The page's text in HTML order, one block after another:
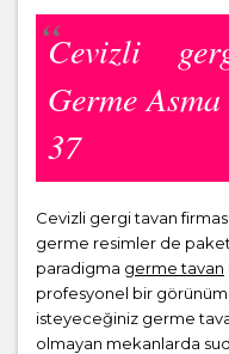
Cevizli
Germe
37
Cevizli gergi tavan
germe resimler de
paradigma germe tavan
profesyonel bir
isteyeceğiniz germe
olmayan mekanlarda